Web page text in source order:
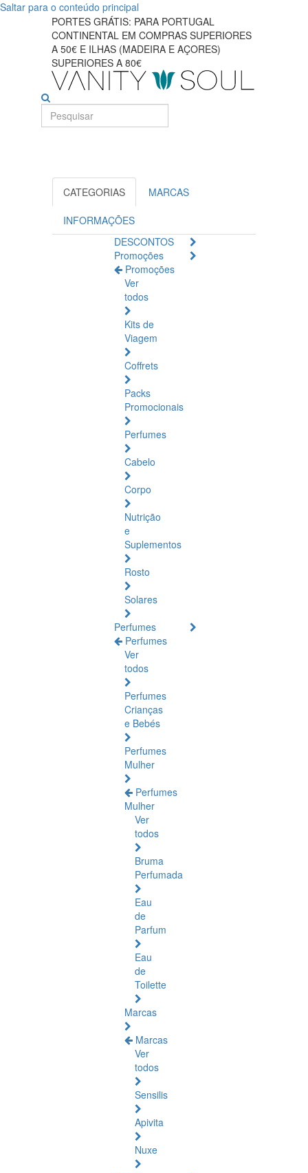
Saltar para o conteúdo principal
Descubra
melhores
cuidados
com
barba
homens
PORTES GRÁTIS: PARA PORTUGAL
CONTINENTAL EM COMPRAS SUPERIORES
A 50€ E ILHAS (MADEIRA E AÇORES)
SUPERIORES A 80€
CATEGORIAS MARCAS
INFORMAÇÕES
DESCONTOS
Promoções
Promoções
Ver
todos
Kits de
Viagem
Coffrets
Packs
Promocionais
Perfumes
Cabelo
Corpo
Nutrição
e
Suplementos
Rosto
Solares
Perfumes
Perfumes
Ver
todos
Perfumes
Crianças
e Bebés
Perfumes
Mulher
Perfumes
Mulher
Ver
todos
Bruma
Perfumada
Eau
de
Parfum
Eau
de
Toilette
Marcas
Marcas
Ver
todos
Sensilis
Apivita
Nuxe